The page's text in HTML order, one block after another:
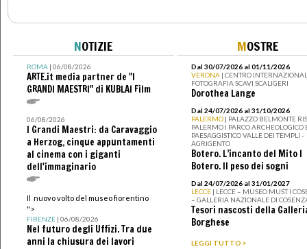
NOTIZIE
ROMA| 06/08/2026
ARTE.it media partner de "I
GRANDI MAESTRI" di KUBLAI Film
06/08/2026
I Grandi Maestri: da Caravaggio
a Herzog, cinque appuntamenti
al cinema con i giganti
dell'immaginario
Il nuovo volto del museo fiorentino
">
FIRENZE| 06/08/2026
Nel futuro degli Uffizi. Tra due
anni la chiusura dei lavori
MOSTRE
Dal 30/07/2026 al 01/11/2026
VERONA | CENTRO
FOTOGRAFIA SCAVI SCALIGERI
Dorothea Lange
Dal 24/07/2026 al 31/10/2026
PALERMO | PALAZZO BELMONTE
PALERMO I PARCO ARCHEOLOGICO
PAESAGGISTICO VALLE DEI TEMPLI -
AGRIGENTO
Botero. L’incanto del Mito I
Botero. Il peso dei sogni
Dal 24/07/2026 al 31/01/2027
LECCE | LECCE – MUSEO MUST I
– GALLERIA NAZIONALE DI
Tesori nascosti della
Borghese
LEGGI TUTTO >